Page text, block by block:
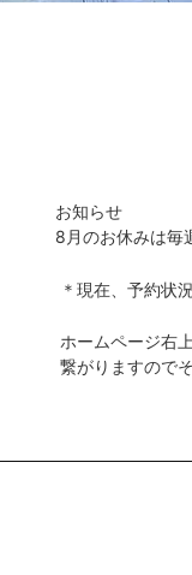
お知らせ
8月のお休みは毎
＊現在、予約状
ホームページ右
繋がりますので